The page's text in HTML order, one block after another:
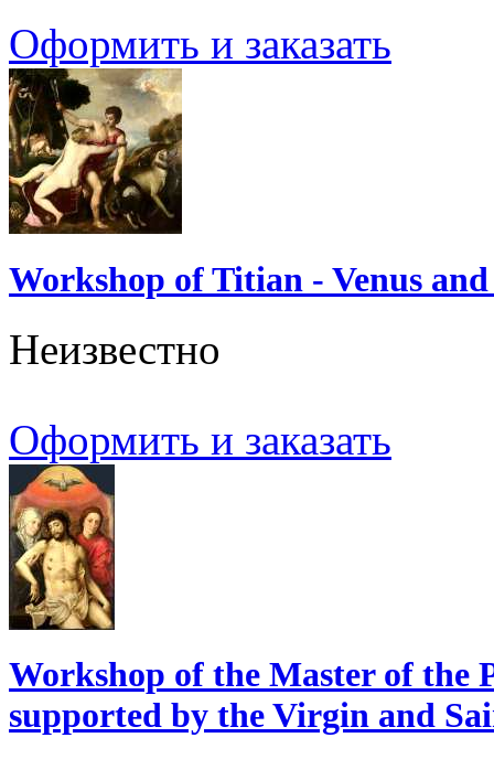
Оформить и заказать
Workshop of Titian - Venus
Неизвестно
Оформить и заказать
Workshop of the Master of the
supported by the Virgin and